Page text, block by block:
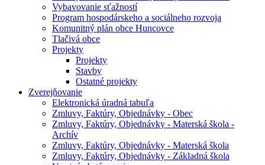
Vybavovanie sťažností
Program hospodárskeho a sociálneho rozvoja
Komunitný plán obce Huncovce
Tlačivá obce
Projekty
Projekty
Stavby
Ostatné projekty
Zverejňovanie
Elektronická úradná tabuľa
Zmluvy, Faktúry, Objednávky - Obec
Zmluvy, Faktúry, Objednávky - Materská škola -
Archív
Zmluvy, Faktúry, Objednávky - Materská škola
Zmluvy, Faktúry, Objednávky - Základná škola